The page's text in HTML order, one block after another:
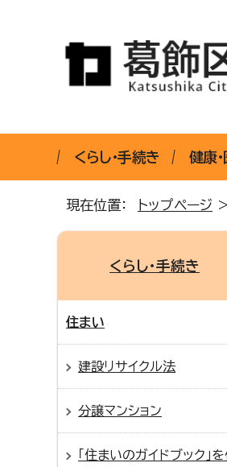
くらし・手続き 健康
現在位置： トップページ
くらし・手続き
住まい
建設リサイクル法
分譲マンション
「住まいのガイドブック」